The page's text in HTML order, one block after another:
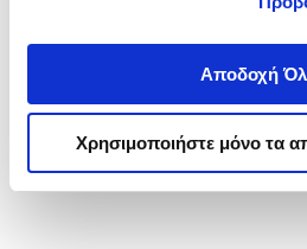
Αποδοχή
Χρησιμοποιήστε μόνο τα